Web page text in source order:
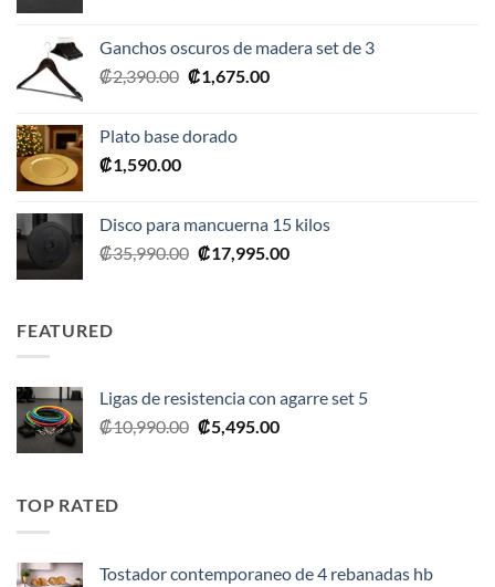
era:
₡20,990.00.
es:
Ganchos oscuros de madera set de 3
₡2,390.00 El
era:
₡1,675.00El
Plato base dorado
₡1,590.00
Disco para mancuerna 15 kilos
₡35,990.00 El
₡17,995.00El
FEATURED
Ligas de resistencia con agarre set 5
₡10,990.00 El
₡5,495.00El
TOP RATED
Tostador contemporaneo de 4 rebanadas hb